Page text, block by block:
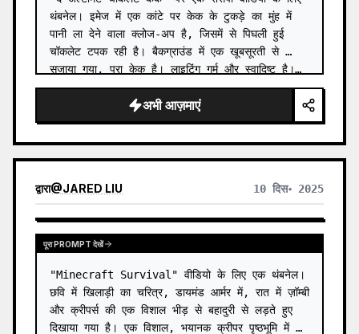
थंबनेल। इमेज में एक कांटे पर केक के टुकड़े का मुंह में
पानी ला देने वाला क्लोज-अप है, जिसमें से पिघली हुई
चॉकलेट टपक रही है। बैकग्राउंड में एक खूबसूरती से
सजाया गया, पूरा केक है। लाइटिंग गर्म और स्वादिष्ट है।…
अभी आज़माएं
द्वारा@JARED LIU 10 दिस॰ 2025
पूरा PROMPT देखें
"Minecraft Survival" वीडियो के लिए एक थंबनेल।
छवि में खिलाड़ी का चरित्र, डायमंड आर्मर में, रात में ज़ॉम्बी
और क्रीपर्स की एक विशाल भीड़ से बहादुरी से लड़ते हुए
दिखाया गया है। एक विशाल, भयानक क्रीपर पृष्ठभूमि में